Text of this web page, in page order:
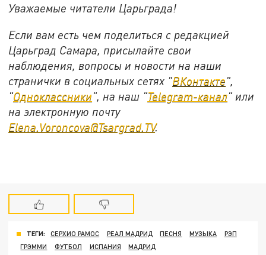
Уважаемые читатели Царьграда!
Если вам есть чем поделиться с редакцией
Царьград Самара, присылайте свои
наблюдения, вопросы и новости на наши
странички в социальных сетях "ВКонтакте",
"Одноклассники", на наш "Telegram-канал" или
на электронную почту
Elena.Voroncova@Tsargrad.TV.
ТЕГИ: СЕРХИО РАМОС РЕАЛ МАДРИД ПЕСНЯ МУЗЫКА
РЭП
ГРЭММИ
ФУТБОЛ ИСПАНИЯ МАДРИД